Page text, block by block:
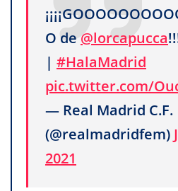
O de @lorcapucca
| #HalaMadrid
pic.twitter.com/
— Real Madrid C.F.
(@realmadridfem)
2021